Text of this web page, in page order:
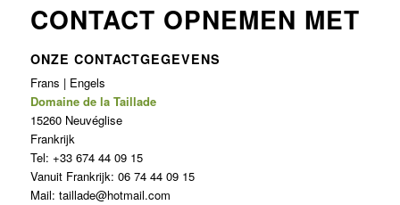
CONTACT OPNEMEN MET
ONZE CONTACTGEGEVENS
Frans | Engels
Domaine de la Taillade
15260 Neuvéglise
Frankrijk
Tel: +33 674 44 09 15
Vanuit Frankrijk: 06 74 44 09 15
Mail: taillade@hotmail.com